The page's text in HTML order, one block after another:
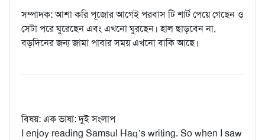
সম্পাদক: আশা করি পূজোর আগেই পরবাস টি শার্ট পেয়ে গেছেন ও
সেটা পরে ঘুরেছেন এবং এখনো ঘুরছেন। হাল ছাড়বেন না,
বড়দিনের জন্য জামা পাবার সময় এখনো বাকি আছে।
বিষয়: এক ভাষা: দুই সংলাপ
I enjoy reading Samsul Haq’s writing. So when I saw